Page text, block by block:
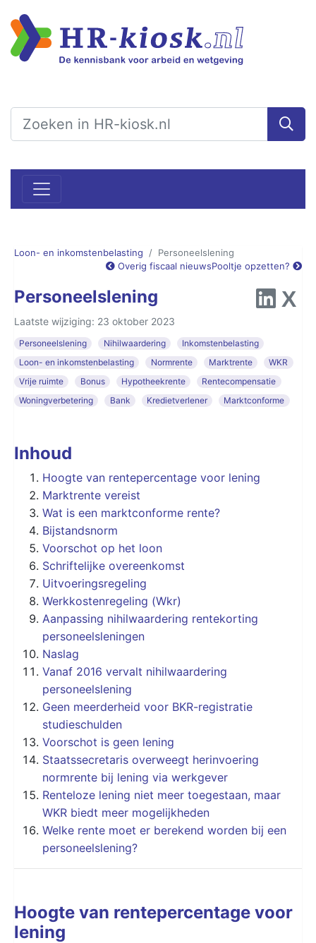
Loon- en inkomstenbelasting
Personeelslening
Overig fiscaal nieuwsPooltje opzetten?
Personeelslening
Laatste wijziging: 23 oktober 2023
Personeelslening Nihilwaardering
Inkomstenbelasting
Loon- en inkomstenbelasting
Normrente Marktrente
WKR
Vrije ruimte
Bonus Hypotheekrente
Rentecompensatie
Woningverbetering
Bank Kredietverlener Marktconforme
Inhoud
Hoogte van rentepercentage voor lening
Marktrente vereist
Wat is een marktconforme rente?
Bijstandsnorm
Voorschot op het loon
Schriftelijke overeenkomst
Uitvoeringsregeling
Werkkostenregeling (Wkr)
Aanpassing nihilwaardering rentekorting
personeelsleningen
Naslag
Vanaf 2016 vervalt nihilwaardering
personeelslening
Geen meerderheid voor BKR-registratie
studieschulden
Voorschot is geen lening
Staatssecretaris overweegt herinvoering
normrente bij lening via werkgever
Renteloze lening niet meer toegestaan, maar
WKR biedt meer mogelijkheden
Welke rente moet er berekend worden bij een
personeelslening?
Hoogte van rentepercentage voor
lening